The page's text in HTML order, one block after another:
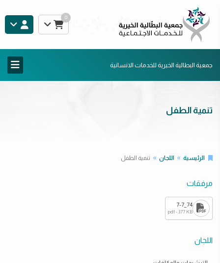
0
جمعية البطالية الخيرية للخدمات الانسانية
تنمية الطفل
الرئيسية اللجان تنمية الطفل
مرفقات
74_7-7
pdf - 377 KB
اللجان